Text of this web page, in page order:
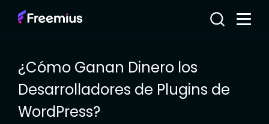
¿Cómo Ganan Dinero los
Desarrolladores de Plugins de
WordPress?